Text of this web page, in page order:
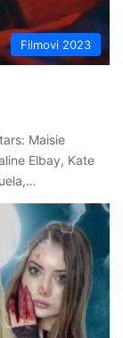
Filmovi 2023
Maisie
Elbay, Kate